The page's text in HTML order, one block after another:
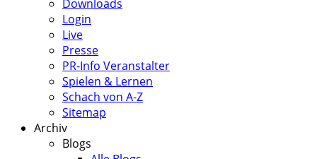
Downloads
Login
Live
Presse
PR-Info Veranstalter
Spielen & Lernen
Schach von A-Z
Sitemap
Archiv
Blogs